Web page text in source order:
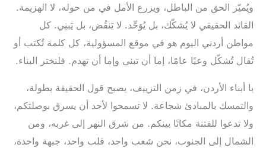
ويُميّز الحق من الباطل، ويزرع الأمل في من حوله، لا الهزيمة.
القائد الحقيقي لا يُشكّك، بل يُوَحِّد. لا يَنقُض، بل يَبنِي. كل
مواطن أردني اليوم هو في موقع المسؤولية، كل كلمة تُكتب أو
تُقال تُشكّل وعيًا عامًا، إما أن تبني وإما أن تهدم. فلنختر البناء.
‎يا أبناء الأردن، في زمن التزييف، يصبح قول الحقيقة بطولة،
والتمسك بالمبادئ شجاعة. لا تسمحوا لأحد أن يسرق بوصلتكم،
ولا تدعوا للفتنة مكانًا بينكم. من شرق النهر إلى غربه، ومن
الشمال إلى الجنوب، نحن شعب واحد، قلب واحد، جبهة واحدة،